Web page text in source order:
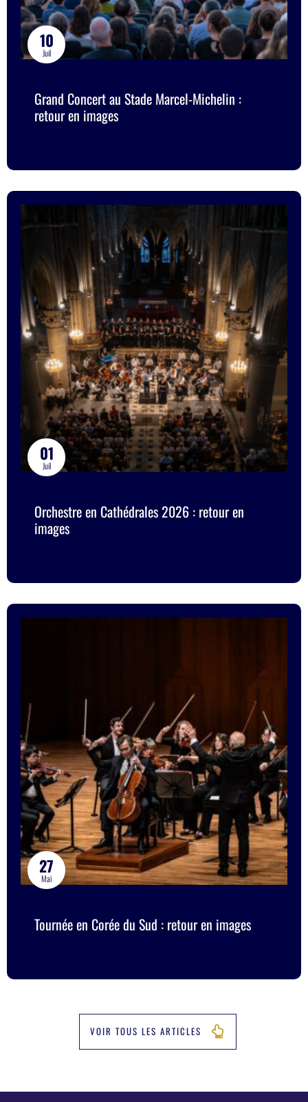
10
Juil
Grand Concert au Stade Marcel-Michelin :
retour en images
01
Juil
Orchestre en Cathédrales 2026 : retour en
images
27
Mai
Tournée en Corée du Sud : retour en images
VOIR TOUS LES ARTICLES